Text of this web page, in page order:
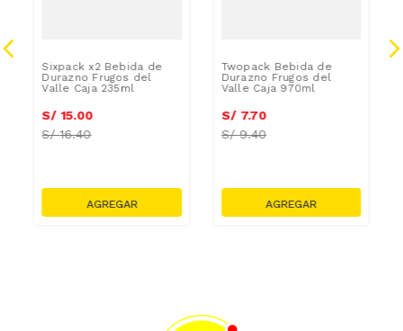
Sixpack x2 Bebida de
Durazno Frugos del
Valle Caja 235ml
S/ 15.00
S/16.40
Twopack Bebida de
Durazno Frugos del
Valle Caja 970ml
S/ 7.70
S/9.40